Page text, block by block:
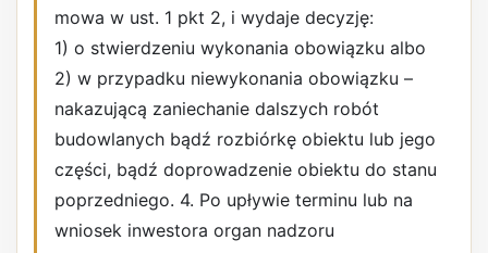
mowa w ust. 1 pkt 2, i wydaje decyzję:
1) o stwierdzeniu wykonania obowiązku albo
2) w przypadku niewykonania obowiązku –
nakazującą zaniechanie dalszych robót
budowlanych bądź rozbiórkę obiektu lub jego
części, bądź doprowadzenie obiektu do stanu
poprzedniego. 4. Po upływie terminu lub na
wniosek inwestora organ nadzoru